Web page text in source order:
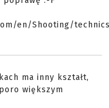
en/Shooting/
ma inny kształt,
większym